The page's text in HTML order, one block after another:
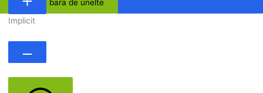
Ascunde bara de unelte
Implicit